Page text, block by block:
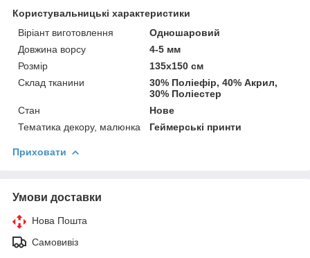
Користувальницькі характеристики
Віріант виготовлення
Одношаровий
Довжина ворсу
4-5 мм
Розмір
135х150 см
Склад тканини
30% Поліефір, 40% Акрил,
30% Поліестер
Стан
Нове
Тематика декору, малюнка
Геймерські принти
Приховати
Умови доставки
Нова Пошта
Самовивіз